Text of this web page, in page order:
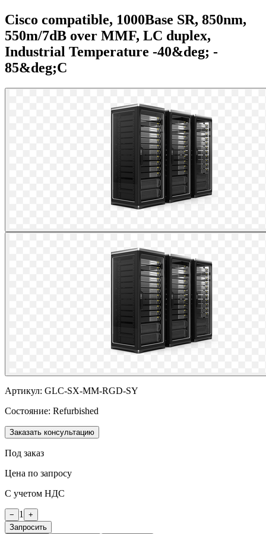
Cisco compatible, 1000Base SR, 850nm,
550m/7dB over MMF, LC duplex,
Industrial Temperature -40&deg; -
85&deg;C
Артикул: GLC-SX-MM-RGD-SY
Состояние: Refurbished
Заказать консультацию
Под заказ
Цена по запросу
С учетом НДС
− 1
+
Запросить